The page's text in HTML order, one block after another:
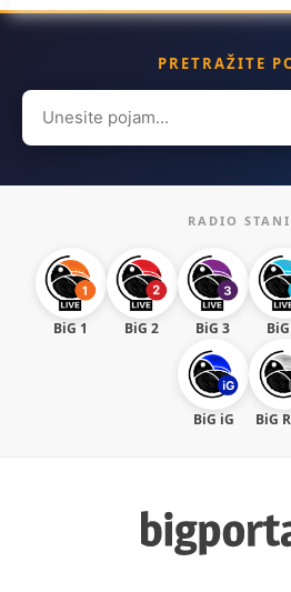
PRETRAŽITE
Search
for:
RADIO
BiG 1 BiG 2 BiG 3
BiG iG BiG